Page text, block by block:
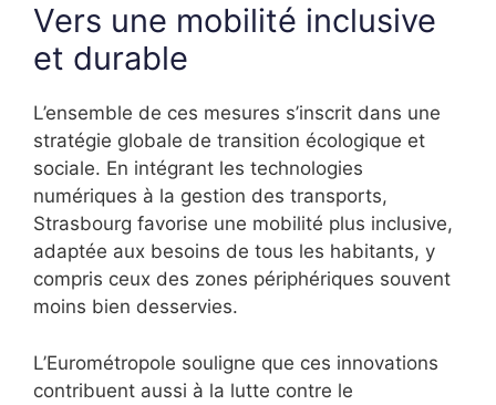
Vers une mobilité inclusive
et durable
L’ensemble de ces mesures s’inscrit dans une
stratégie globale de transition écologique et
sociale. En intégrant les technologies
numériques à la gestion des transports,
Strasbourg favorise une mobilité plus inclusive,
adaptée aux besoins de tous les habitants, y
compris ceux des zones périphériques souvent
moins bien desservies.
L’Eurométropole souligne que ces innovations
contribuent aussi à la lutte contre le